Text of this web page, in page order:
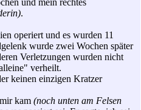
und mein rechtes
.
operiert und es wurden 11
wurde zwei Wochen später
Verletzungen wurden nicht
verheilt.
keinen einzigen Kratzer
kam (noch unten am Felsen